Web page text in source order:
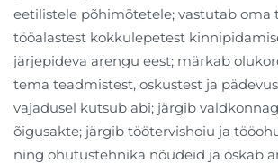
eetilistele põhimõtetele; vastutab oma
tööalastest kokkulepetest
järjepideva arengu eest; märkab
tema teadmistest, oskustest ja
vajadusel kutsub abi; järgib
õigusakte; järgib töötervishoiu ja
ning ohutustehnika nõudeid ja oskab